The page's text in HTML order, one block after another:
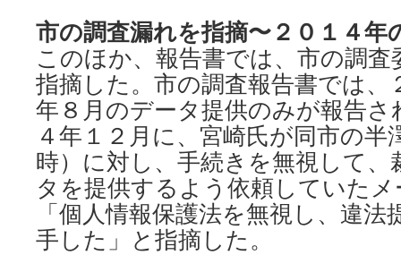
市の調査漏れを指摘〜２０１４年
このほか、報告書では、市の調
指摘した。市の調査報告書では、
年８月のデータ提供のみが報告
４年１２月に、宮崎氏が同市の半
時）に対し、手続きを無視して、
タを提供するよう依頼していた
「個人情報保護法を無視し、違
手した」と指摘した。